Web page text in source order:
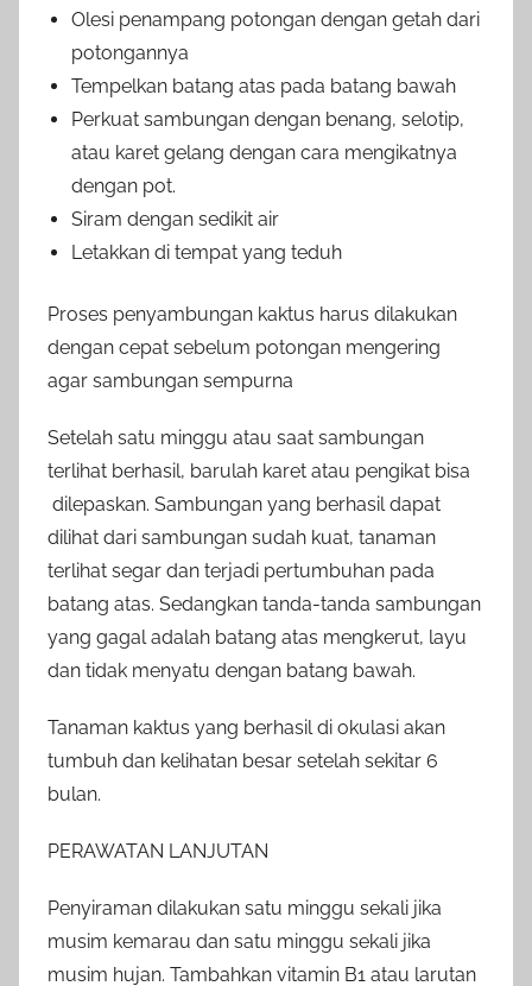
Olesi penampang potongan dengan getah dari
potongannya
Tempelkan batang atas pada batang bawah
Perkuat sambungan dengan benang, selotip,
atau karet gelang dengan cara mengikatnya
dengan pot.
Siram dengan sedikit air
Letakkan di tempat yang teduh
Proses penyambungan kaktus harus dilakukan
dengan cepat sebelum potongan mengering
agar sambungan sempurna
Setelah satu minggu atau saat sambungan
terlihat berhasil, barulah karet atau pengikat bisa
dilepaskan. Sambungan yang berhasil dapat
dilihat dari sambungan sudah kuat, tanaman
terlihat segar dan terjadi pertumbuhan pada
batang atas. Sedangkan tanda-tanda sambungan
yang gagal adalah batang atas mengkerut, layu
dan tidak menyatu dengan batang bawah.
Tanaman kaktus yang berhasil di okulasi akan
tumbuh dan kelihatan besar setelah sekitar 6
bulan.
PERAWATAN LANJUTAN
Penyiraman dilakukan satu minggu sekali jika
musim kemarau dan satu minggu sekali jika
musim hujan. Tambahkan vitamin B1 atau larutan